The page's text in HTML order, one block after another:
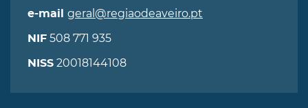
e-mail geral@regiaodeaveiro.pt
NIF 508 771 935
NISS 20018144108